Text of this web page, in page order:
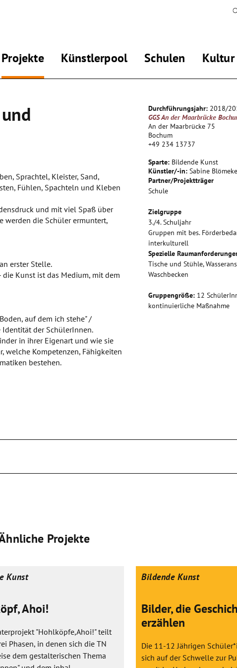
Projekte Künstlerpool Schulen Kultur
Sprachtel, Kleister, Sand,
Fühlen, Spachteln und Kleben
und mit viel Spaß über
werden die Schüler ermuntert,
erster Stelle.
Kunst ist das Medium, mit dem
auf dem ich stehe" /
Identität der SchülerInnen.
in ihrer Eigenart und wie sie
welche Kompetenzen, Fähigkeiten
bestehen.
Durchführungsjahr: 2018/
GGS An der Maarbrücke
An der Maarbrücke 75
Bochum
+49 234 13737
Sparte: Bildende Kunst
Künstler/-in: Sabine Blömeke
Partner/Projektträger
Schule
Zielgruppe
3./4. Schuljahr
Gruppen mit bes.
interkulturell
Spezielle
Tische und Stühle,
Waschbecken
Gruppengröße: 12
kontinuierliche Maßnahme
Projekte
Kunst
Ahoi!
"Hohlköpfe,Ahoi!" teilt
Phasen, in denen sich die TN
dem gestalterischen Thema
Bildende Kunst
Bilder, die
erzählen
Die 11-12 Jährigen
sich auf der Schwelle zur